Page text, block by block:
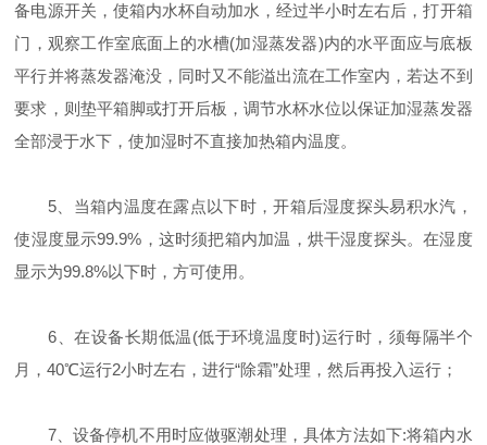
备电源开关，使箱内水杯自动加水，经过半小时左右后，打开箱
门，观察工作室底面上的水槽(加湿蒸发器)内的水平面应与底板
平行并将蒸发器淹没，同时又不能溢出流在工作室内，若达不到
要求，则垫平箱脚或打开后板，调节水杯水位以保证加湿蒸发器
全部浸于水下，使加湿时不直接加热箱内温度。
5、当箱内温度在露点以下时，开箱后湿度探头易积水汽，
使湿度显示99.9%，这时须把箱内加温，烘干湿度探头。在湿度
显示为99.8%以下时，方可使用。
6、在设备长期低温(低于环境温度时)运行时，须每隔半个
月，40℃运行2小时左右，进行“除霜”处理，然后再投入运行；
7、设备停机不用时应做驱潮处理，具体方法如下:将箱内水